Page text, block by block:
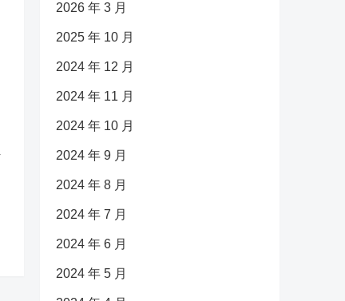
2026 年 3 月
2025 年 10 月
2024 年 12 月
2024 年 11 月
2024 年 10 月
2024 年 9 月
2024 年 8 月
2024 年 7 月
2024 年 6 月
2024 年 5 月